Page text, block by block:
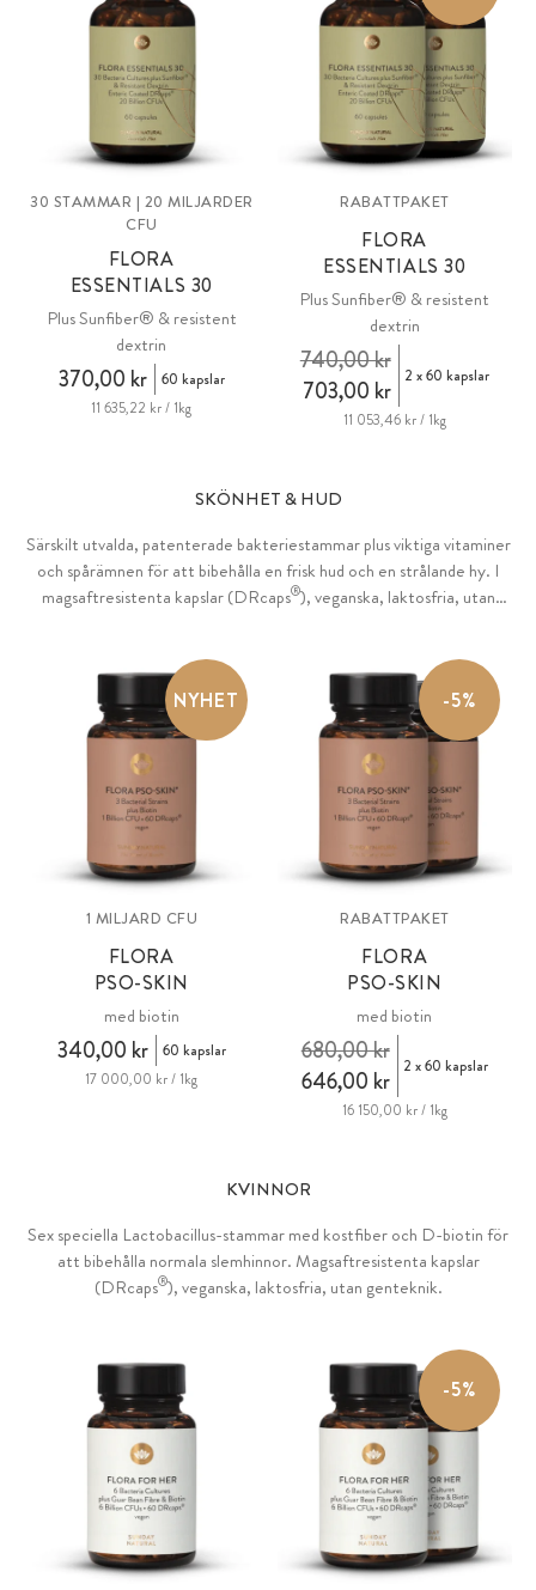
30 STAMMAR | 20 MILJARDER
CFU
FLORA
ESSENTIALS 30
Plus Sunfiber® & resistent
dextrin
370,00 kr
60 kapslar
11 635,22 kr / 1kg
RABATTPAKET
FLORA
ESSENTIALS 30
Plus Sunfiber® & resistent
dextrin
703,00 kr
740,00 kr 2 x 60 kapslar
11 053,46 kr / 1kg
SKÖNHET & HUD
Särskilt utvalda, patenterade bakteriestammar plus viktiga vitaminer
och spårämnen för att bibehålla en frisk hud och en strålande hy. I
magsaftresistenta kapslar (DRcaps®), veganska, laktosfria, utan
NYHET
1 MILJARD CFU
FLORA
PSO-SKIN
med biotin
340,00 kr
60 kapslar
17 000,00 kr / 1kg
-5%
RABATTPAKET
FLORA
PSO-SKIN
med biotin
646,00 kr
680,00 kr 2 x 60 kapslar
16 150,00 kr / 1kg
KVINNOR
Sex speciella Lactobacillus-stammar med kostfiber och D-biotin för
att bibehålla normala slemhinnor. Magsaftresistenta kapslar
(DRcaps®), veganska, laktosfria, utan genteknik.
-5%